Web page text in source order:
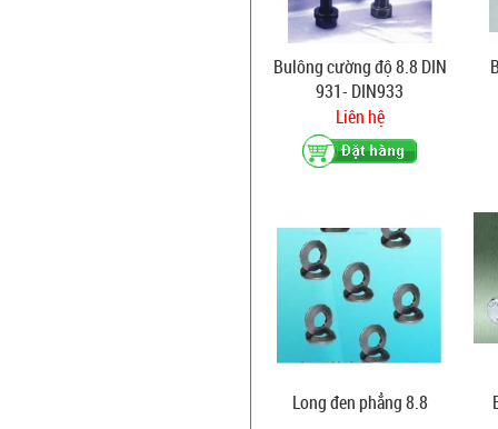
Bulông cường độ 8.8 DIN
931- DIN933
Liên hệ
Long đen phẳng 8.8